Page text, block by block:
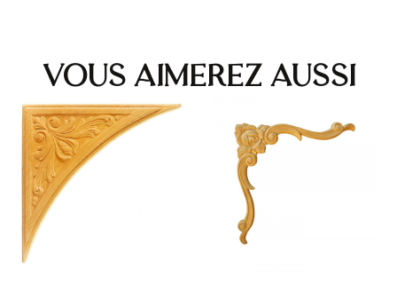
Vous aimerez aussi